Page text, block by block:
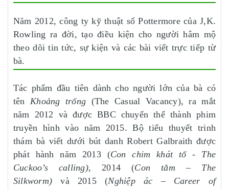
Năm 2012, công ty kỹ thuật số Pottermore của J,K.
Rowling ra đời, tạo điều kiện cho người hâm mộ
theo dõi tin tức, sự kiện và các bài viết trực tiếp từ
bà.
Tác phẩm đầu tiên dành cho người lớn của bà có
tênKhoảng trống (The Casual Vacancy), ra mắt
năm 2012 và được BBC chuyển thể thành phim
truyền hình vào năm 2015. Bộ tiểu thuyết trinh
thám bà viết dưới bút danh Robert Galbraith được
phát hành năm 2013 (Con chim khát tổ - The
Cuckoo’s calling),2014 (Con tằm – The
Silkworm) và 2015 (Nghiệp ác – Career of